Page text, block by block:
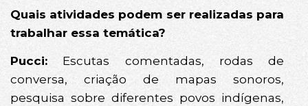
Quais atividades podem ser realizadas para
trabalhar essa temática?
Pucci: Escutas comentadas, rodas de
conversa, criação de mapas sonoros,
pesquisa sobre diferentes povos indígenas,